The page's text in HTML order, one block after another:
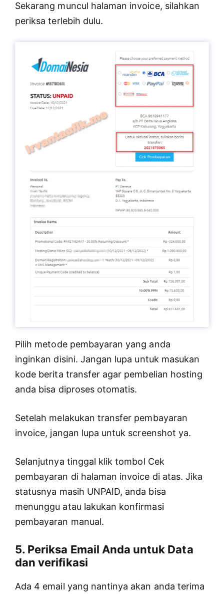
Sekarang muncul halaman invoice, silahkan
periksa terlebih dulu.
Pilih metode pembayaran yang anda
inginkan disini. Jangan lupa untuk masukan
kode berita transfer agar pembelian hosting
anda bisa diproses otomatis.
Setelah melakukan transfer pembayaran
invoice, jangan lupa untuk screenshot ya.
Selanjutnya tinggal klik tombol Cek
pembayaran di halaman invoice di atas. Jika
statusnya masih UNPAID, anda bisa
menunggu atau lakukan konfirmasi
pembayaran manual.
5. Periksa Email Anda untuk Data
dan verifikasi
Ada 4 email yang nantinya akan anda terima